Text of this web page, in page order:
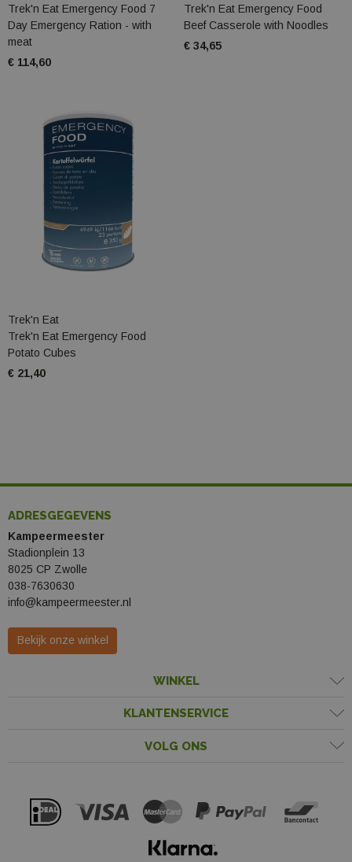
Trek'n Eat Emergency Food 7
Day Emergency Ration - with
meat
€ 114,60
Trek'n Eat Emergency Food
Beef Casserole with Noodles
€ 34,65
Trek'n Eat
Trek'n Eat Emergency Food
Potato Cubes
€ 21,40
ADRESGEGEVENS
Kampeermeester
Stadionplein 13
8025 CP Zwolle
038-7630630
info@kampeermeester.nl
Bekijk onze winkel
WINKEL
KLANTENSERVICE
VOLG ONS